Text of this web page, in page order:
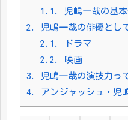
1.1.
児嶋一哉の基
2.
児嶋一哉の俳優とし
2.1.
ドラマ
2.2.
映画
3.
児嶋一哉の演技力っ
4.
アンジャッシュ・児